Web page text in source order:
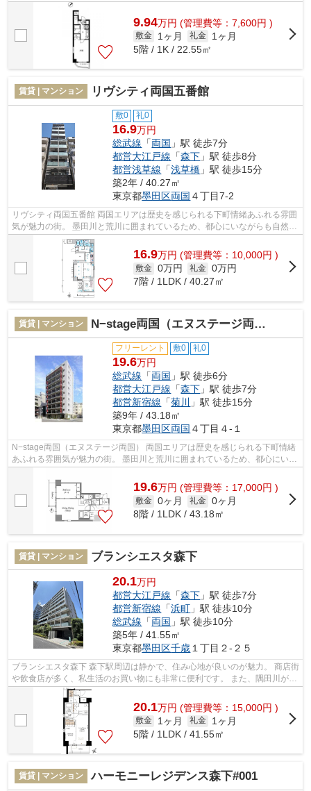
9.94万円 (管理費等：7,600円 )
敷金 1ヶ月 礼金
1ヶ月
5階 / 1K / 22.55㎡
賃貸 | マンション リヴシティ両国五番館
敷0 礼0
16.9万円
総武線 「両国 」駅 徒歩7分
都営大江戸線 「森下 」駅 徒歩8分
都営浅草線 「浅草橋 」駅 徒歩15分
築2年 / 40.27㎡
東京都墨田区両国 ４丁目7-2
リヴシティ両国五番館 両国エリアは歴史を感じられる下町情緒あふれる雰囲
気が魅力の街。 墨田川と荒川に囲まれているため、都心にいながらも自然を
享受できる環境です。 複数路線利...
16.9万円 (管理費等：10,000円 )
敷金 0万円 礼金 0万円
7階 / 1LDK / 40.27㎡
賃貸 | マンション N−stage両国（エヌステージ両国）
フリーレント 敷0 礼0
19.6万円
総武線 「両国 」駅 徒歩6分
都営大江戸線 「森下 」駅 徒歩7分
都営新宿線 「菊川
」駅 徒歩15分
築9年 / 43.18㎡
東京都墨田区両国 ４丁目４-１
N−stage両国（エヌステージ両国） 両国エリアは歴史を感じられる下町情緒
あふれる雰囲気が魅力の街。 墨田川と荒川に囲まれているため、都心にいな
がらも自然を享受できる環境です。 ...
19.6万円 (管理費等：17,000円 )
敷金 0ヶ月 礼金 0ヶ月
8階 / 1LDK / 43.18㎡
賃貸 | マンション ブランシエスタ森下
20.1万円
都営大江戸線 「森下 」駅 徒歩7分
都営新宿線 「浜町 」駅 徒歩10分
総武線 「両国 」駅 徒歩10分
築5年 / 41.55㎡
東京都墨田区千歳１丁目２-２５
ブランシエスタ森下 森下駅周辺は静かで、住み心地が良いのが魅力。 商店街
や飲食店が多く、私生活のお買い物にも非常に便利です。 また、隅田川が近
いので、都会に居ながらも自然を...
20.1万円 (管理費等：15,000円 )
敷金 1ヶ月 礼金
1ヶ月
5階 / 1LDK / 41.55㎡
賃貸 | マンション ハーモニーレジデンス森下#001